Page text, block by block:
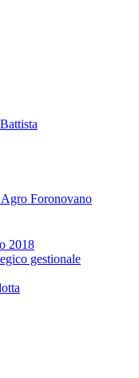
Foronovano
2018
gestionale